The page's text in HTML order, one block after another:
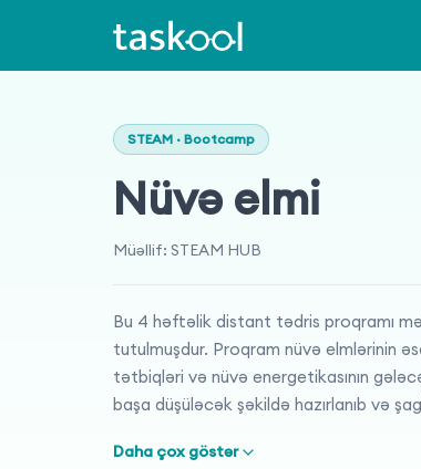
STEAM · Bootcamp
Nüvə elmi
Müəllif: STEAM HUB
Bu 4 həftəlik distant tədris proqramı
tutulmuşdur. Proqram nüvə elmlərinin
tətbiqləri və nüvə energetikasının
başa düşüləcək şəkildə hazırlanıb və
Daha çox göstər